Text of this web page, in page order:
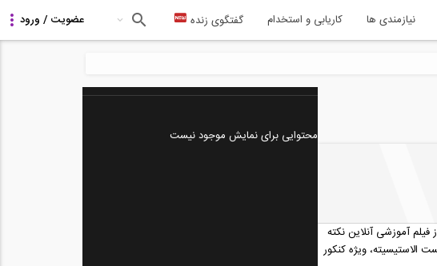
نیازمندی ها کاریابی و استخدام گفتگوی زنده
آموزشی آنلاین نکته
الاستیسیته، ویژه کنکور
محتوایی برای نمایش موجود نیست